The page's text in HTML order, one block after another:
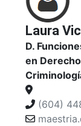
Laura
D.
en
(604)